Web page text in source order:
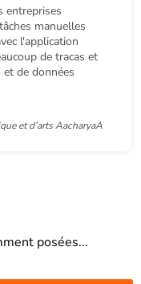
entreprises
manuelles
l'application
de tracas et
de données
et d’arts AacharyaA
posées...